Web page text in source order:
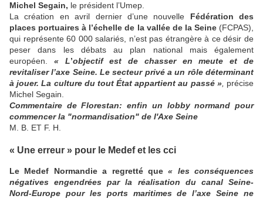
Michel Segain, le président l’Umep.
La création en avril dernier d’une nouvelle Fédération des
places portuaires à l’échelle de la vallée de la Seine(FCPAS),
qui représente 60 000 salariés, n’est pas étrangère à ce désir de
peser dans les débats au plan national mais également
européen. « L’objectif est de chasser en meute et de
revitaliser l’axe Seine. Le secteur privé a un rôle déterminant
à jouer. La culture du tout État appartient au passé », précise
Michel Segain.
Commentaire de Florestan: enfin un lobby normand pour
commencer la "normandisation" de l'Axe Seine
M. B. ET F. H.
« Une erreur » pour le Medef et les cci
Le Medef Normandie a regretté que« les conséquences
négatives engendrées par la réalisation du canal Seine-
Nord-Europe pour les ports maritimes de l’axe Seine ne